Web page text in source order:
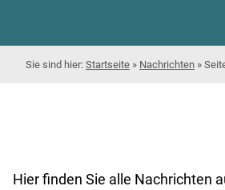
Startseite » Nachrichten »
Hier finden Sie alle Nachrichten